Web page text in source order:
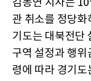
김동연 지사는
관 취소를 정당화
기도는 대북전단
구역 설정과 행위
령에 따라 경기도